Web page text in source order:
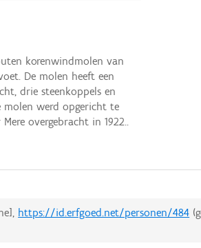
korenwindmolen van
De molen heeft een
drie steenkoppels en
molen werd opgericht te
overgebracht in 1922..
https://id.erfgoed.net/personen/484